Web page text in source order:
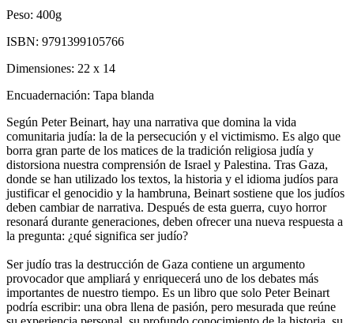
Peso: 400g
ISBN: 9791399105766
Dimensiones: 22 x 14
Encuadernación: Tapa blanda
Según Peter Beinart, hay una narrativa que domina la vida
comunitaria judía: la de la persecución y el victimismo. Es algo que
borra gran parte de los matices de la tradición religiosa judía y
distorsiona nuestra comprensión de Israel y Palestina. Tras Gaza,
donde se han utilizado los textos, la historia y el idioma judíos para
justificar el genocidio y la hambruna, Beinart sostiene que los judíos
deben cambiar de narrativa. Después de esta guerra, cuyo horror
resonará durante generaciones, deben ofrecer una nueva respuesta a
la pregunta: ¿qué significa ser judío?
Ser judío tras la destrucción de Gaza contiene un argumento
provocador que ampliará y enriquecerá uno de los debates más
importantes de nuestro tiempo. Es un libro que solo Peter Beinart
podría escribir: una obra llena de pasión, pero mesurada que reúne